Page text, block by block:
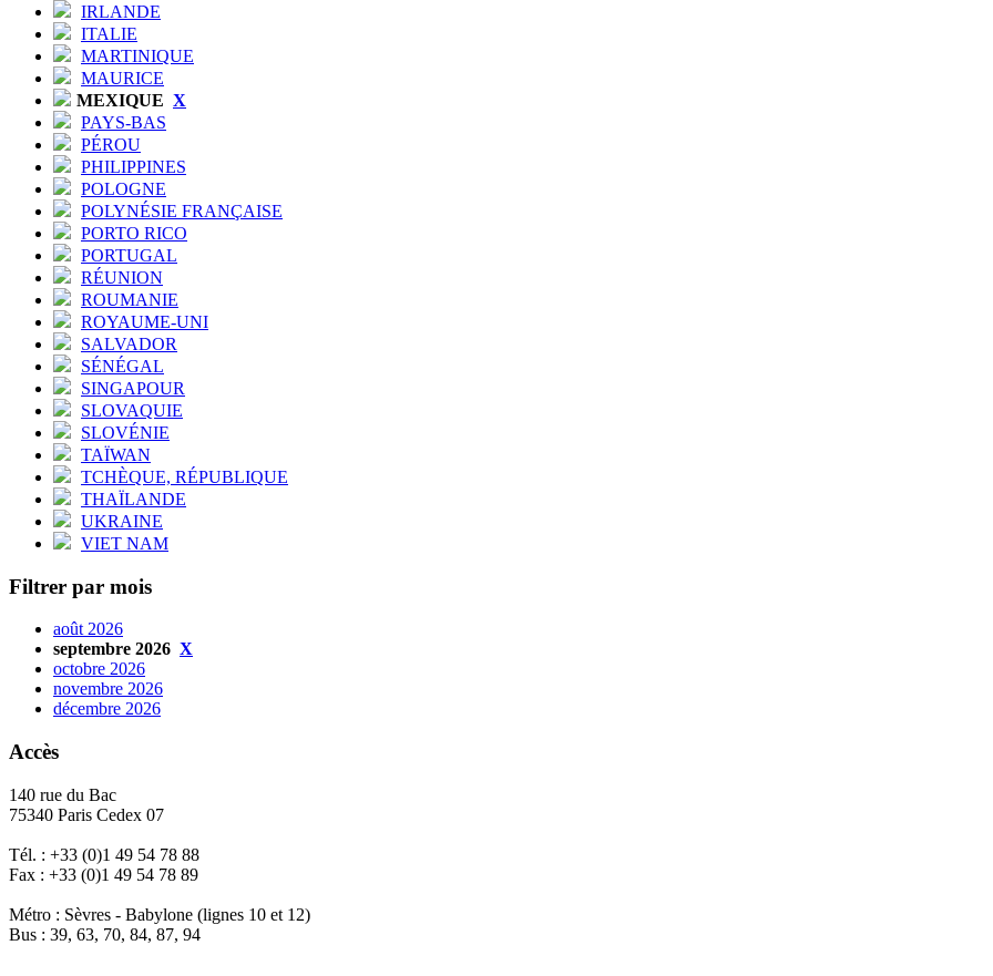
IRLANDE
ITALIE
MARTINIQUE
MAURICE
MEXIQUE X
PAYS-BAS
PÉROU
PHILIPPINES
POLOGNE
POLYNÉSIE FRANÇAISE
PORTO RICO
PORTUGAL
RÉUNION
ROUMANIE
ROYAUME-UNI
SALVADOR
SÉNÉGAL
SINGAPOUR
SLOVAQUIE
SLOVÉNIE
TAÏWAN
TCHÈQUE, RÉPUBLIQUE
THAÏLANDE
UKRAINE
VIET NAM
Filtrer par mois
août 2026
septembre 2026 X
octobre 2026
novembre 2026
décembre 2026
Accès
140 rue du Bac
75340 Paris Cedex 07
Tél. : +33 (0)1 49 54 78 88
Fax : +33 (0)1 49 54 78 89
Métro : Sèvres - Babylone (lignes 10 et 12)
Bus : 39, 63, 70, 84, 87, 94